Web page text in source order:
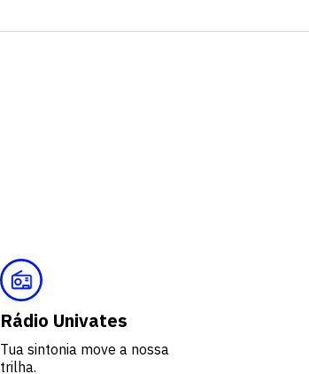
Rádio Univates
Tua sintonia move a nossa
trilha.